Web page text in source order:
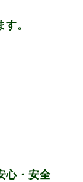
。
心・安全